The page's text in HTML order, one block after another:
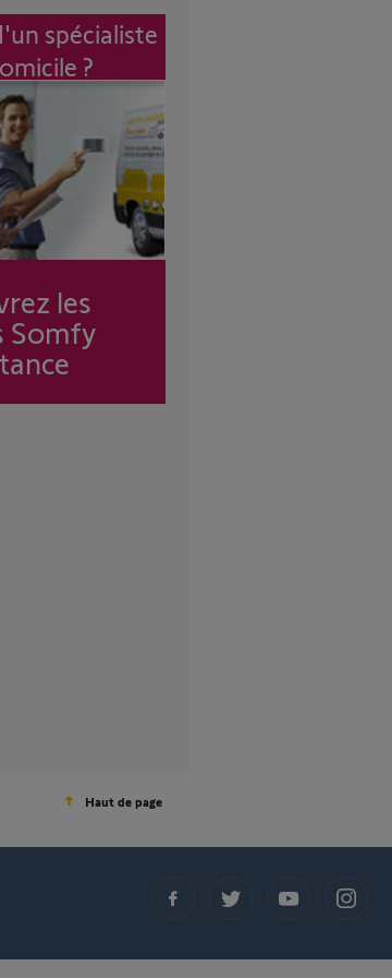
spécialiste
?
les
Somfy
Haut de page